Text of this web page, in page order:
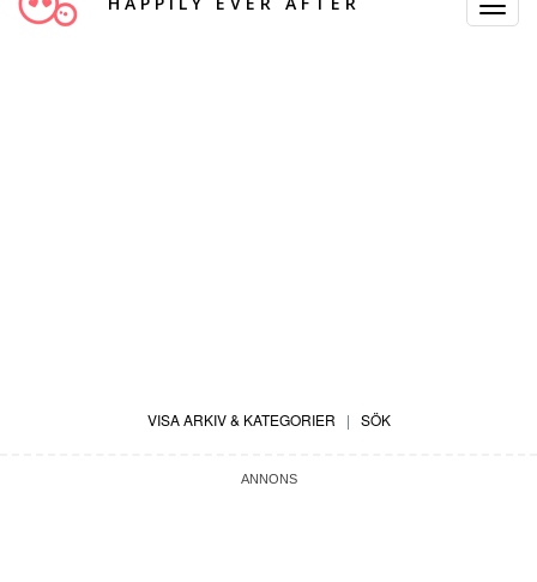
Toggle
VISA ARKIV & KATEGORIER | SÖK